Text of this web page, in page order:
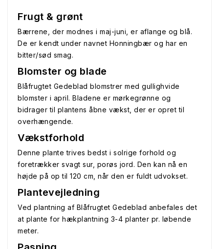
Frugt & grønt
Bærrene, der modnes i maj-juni, er aflange og blå.
De er kendt under navnet Honningbær og har en
bitter/sød smag.
Blomster og blade
Blåfrugtet Gedeblad blomstrer med gullighvide
blomster i april. Bladene er mørkegrønne og
bidrager til plantens åbne vækst, der er opret til
overhængende.
Vækstforhold
Denne plante trives bedst i solrige forhold og
foretrækker svagt sur, porøs jord. Den kan nå en
højde på op til 120 cm, når den er fuldt udvokset.
Plantevejledning
Ved plantning af Blåfrugtet Gedeblad anbefales det
at plante for hækplantning 3-4 planter pr. løbende
meter.